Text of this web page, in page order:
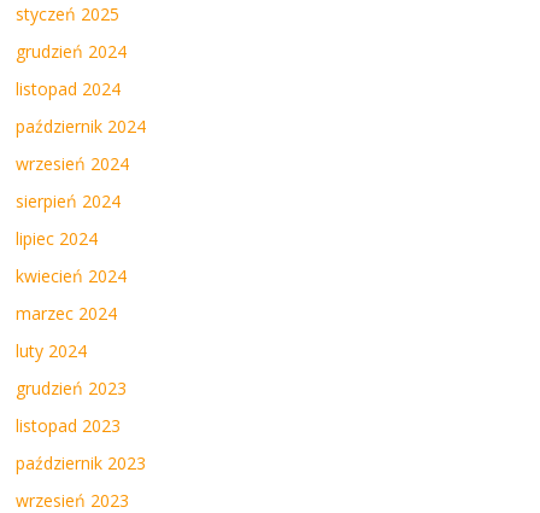
styczeń 2025
grudzień 2024
listopad 2024
październik 2024
wrzesień 2024
sierpień 2024
lipiec 2024
kwiecień 2024
marzec 2024
luty 2024
grudzień 2023
listopad 2023
październik 2023
wrzesień 2023